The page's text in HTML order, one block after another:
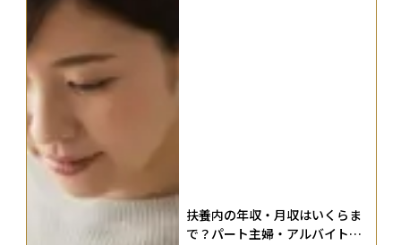
扶養内の年収・月収はいくらま
で？パート主婦・アルバイト学